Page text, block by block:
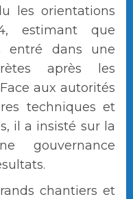
les orientations
estimant que
entré dans une
après les
aux autorités
techniques et
il a insisté sur la
gouvernance
chantiers et